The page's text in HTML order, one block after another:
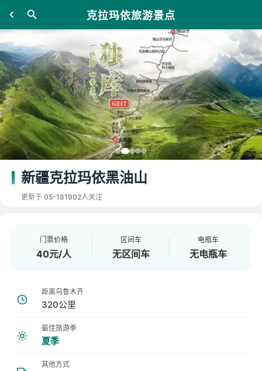
克拉玛依旅游景点
新疆克拉玛依黑油山
更新于 05-181902人关注
门票价格
40元/人
区间车
无区间车
电瓶车
无电瓶车
距离乌鲁木齐
320公里
最佳旅游季
夏季
其他方式